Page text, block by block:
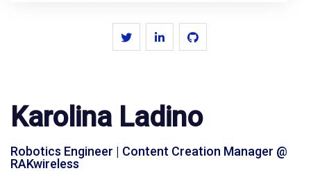
Karolina Ladino
Robotics Engineer | Content Creation Manager @
RAKwireless